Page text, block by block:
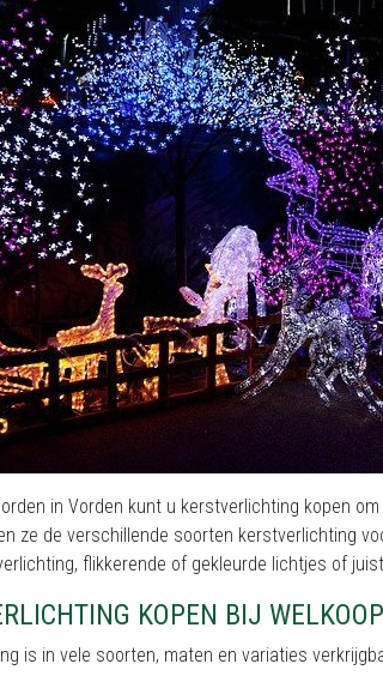
in Vorden kunt u kerstverlichting kopen
ze de verschillende soorten kerstverlichting
flikkerende of gekleurde lichtjes of
KOPEN BIJ
is in vele soorten, maten en variaties